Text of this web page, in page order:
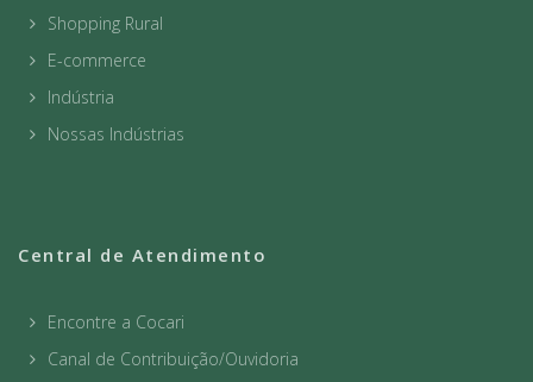
Shopping Rural
E-commerce
Indústria
Nossas Indústrias
Central de Atendimento
Encontre a Cocari
Canal de Contribuição/Ouvidoria